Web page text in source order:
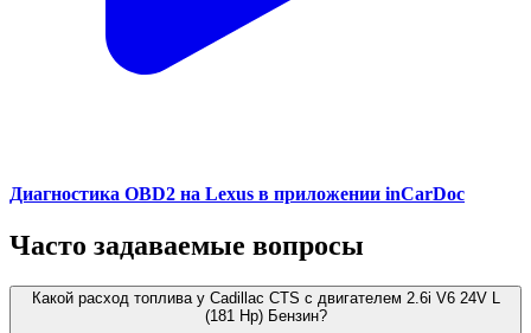
Диагностика OBD2 на Lexus в приложении inCarDoc
Часто задаваемые вопросы
Какой расход топлива у Cadillac CTS с двигателем 2.6i V6 24V L
(181 Hp) Бензин?